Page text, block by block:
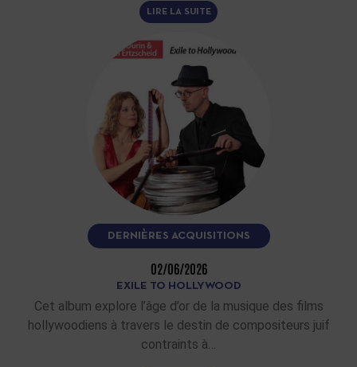
LIRE LA SUITE
DERNIÈRES ACQUISITIONS
02/06/2026
EXILE TO HOLLYWOOD
Cet album explore l’âge d’or de la musique des films
hollywoodiens à travers le destin de compositeurs juif
contraints à…